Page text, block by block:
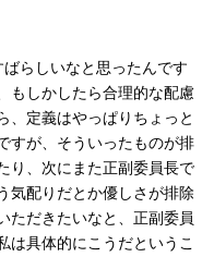
らしいなと思ったんです
もしかしたら合理的な配慮
、定義はやっぱりちょっと
すが、そういったものが排
り、次にまた正副委員長で
気配りだとか優しさが排除
ただきたいなと、正副委員
は具体的にこうだというこ